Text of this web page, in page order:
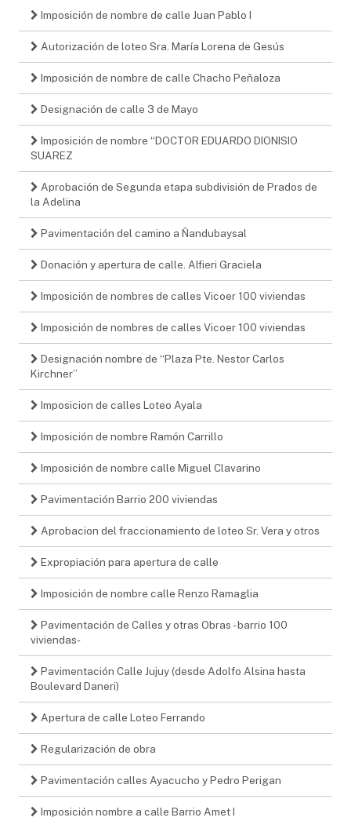
Imposición de nombre de calle Juan Pablo I
Autorización de loteo Sra. María Lorena de Gesús
Imposición de nombre de calle Chacho Peñaloza
Designación de calle 3 de Mayo
Imposición de nombre “DOCTOR EDUARDO DIONISIO
SUAREZ
Aprobación de Segunda etapa subdivisión de Prados de
la Adelina
Pavimentación del camino a Ñandubaysal
Donación y apertura de calle. Alfieri Graciela
Imposición de nombres de calles Vicoer 100 viviendas
Imposición de nombres de calles Vicoer 100 viviendas
Designación nombre de “Plaza Pte. Nestor Carlos
Kirchner”
Imposicion de calles Loteo Ayala
Imposición de nombre Ramón Carrillo
Imposición de nombre calle Miguel Clavarino
Pavimentación Barrio 200 viviendas
Aprobacion del fraccionamiento de loteo Sr. Vera y otros
Expropiación para apertura de calle
Imposición de nombre calle Renzo Ramaglia
Pavimentación de Calles y otras Obras - barrio 100
viviendas-
Pavimentación Calle Jujuy (desde Adolfo Alsina hasta
Boulevard Daneri)
Apertura de calle Loteo Ferrando
Regularización de obra
Pavimentación calles Ayacucho y Pedro Perigan
Imposición nombre a calle Barrio Amet I